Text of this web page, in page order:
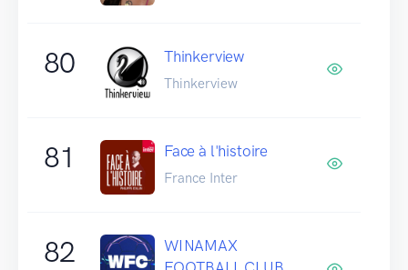
80 Thinkerview
Thinkerview
81 Face à l'histoire
France Inter
82
WINAMAX